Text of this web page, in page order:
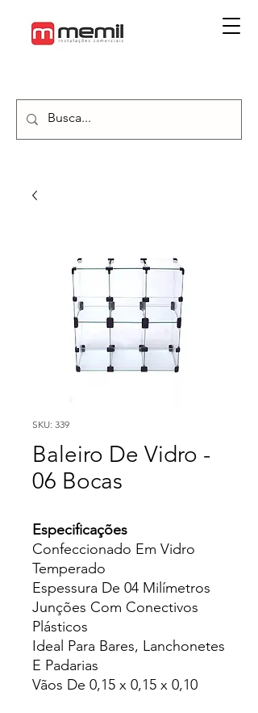
SKU: 339
Baleiro De Vidro -
06 Bocas
Especificações
Confeccionado Em Vidro
Temperado
Espessura De 04 Milímetros
Junções Com Conectivos
Plásticos
Ideal Para Bares, Lanchonetes
E Padarias
Vãos De 0,15 x 0,15 x 0,10